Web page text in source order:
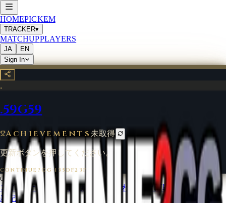
HOMEPICKEM
TRACKER▾
MATCHUPPLAYERS
JA
EN
Sign In
.
.59G59
Achievements未取得
更新ボタンを押してください。
CONTINUE?GG·135DF23F
CONTINUE?GG ©
2026
コインについて
お問い合わせ
特定商取引法に基づく
表記